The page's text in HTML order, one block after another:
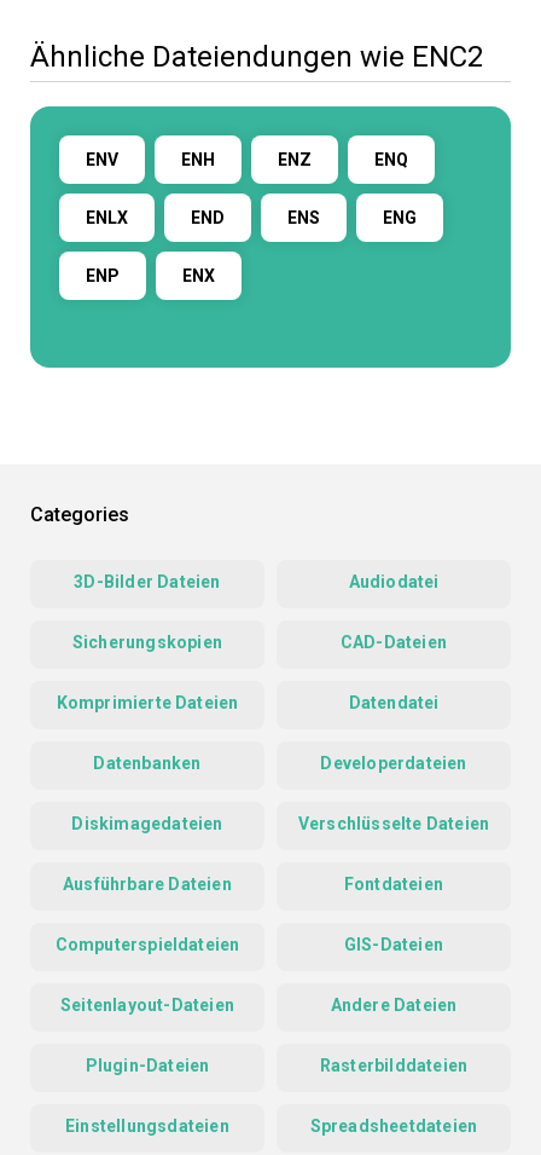
Ähnliche Dateiendungen wie ENC2
ENV ENH ENZ ENQ
ENLX END ENS ENG
ENP ENX
Categories
3D-Bilder Dateien Audiodatei
Sicherungskopien CAD-Dateien
Komprimierte Dateien Datendatei
Datenbanken Developerdateien
Diskimagedateien Verschlüsselte Dateien
Ausführbare Dateien Fontdateien
Computerspieldateien GIS-Dateien
Seitenlayout-Dateien Andere Dateien
Plugin-Dateien Rasterbilddateien
Einstellungsdateien Spreadsheetdateien